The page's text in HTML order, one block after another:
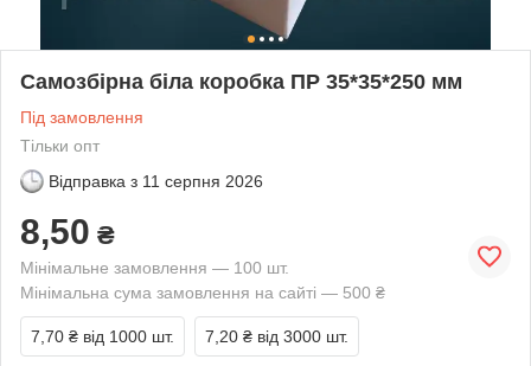
Самозбірна біла коробка ПР 35*35*250 мм
Під замовлення
Тільки опт
Відправка з 11 серпня 2026
8,50 ₴
Мінімальне замовлення — 100 шт.
Мінімальна сума замовлення на сайті — 500 ₴
7,70 ₴ від 1000 шт. 7,20 ₴ від 3000 шт.